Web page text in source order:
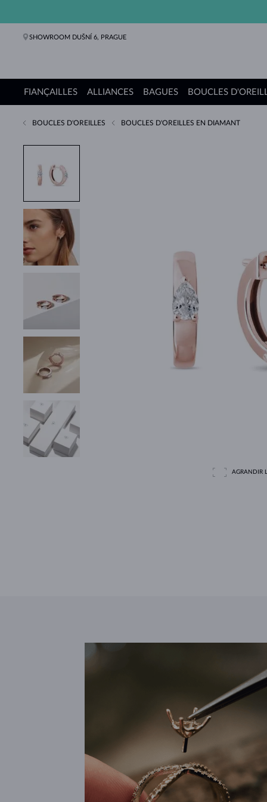
SHOWROOM DUŠNÍ 6, PRAGUE
FIANÇAILLES
Bagues de fiançailles
ALLIANCES
Alliances de mariage
BAGUES
Bagues
BOUCLES
Boucles d'oreilles
Colliers
Bracelets
Perles
Bijoux
Cadeaux
Collections KLENOTA
BOUCLES D'OREILLES BOUCLES D'OREILLES EN DIAMANT
AGRANDIR